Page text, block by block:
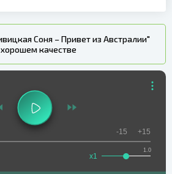
Соня – Привет из Австралии"
качестве
1.0
x1
-15 +15